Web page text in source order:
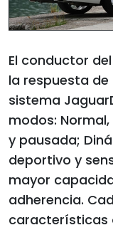
El conductor
la respuesta
sistema
modos:
y pausada;
deportivo y
mayor
adherencia.
características